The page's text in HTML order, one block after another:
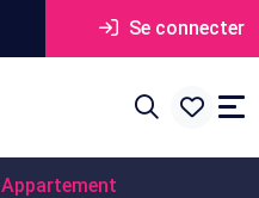
Se connecter
Appartement